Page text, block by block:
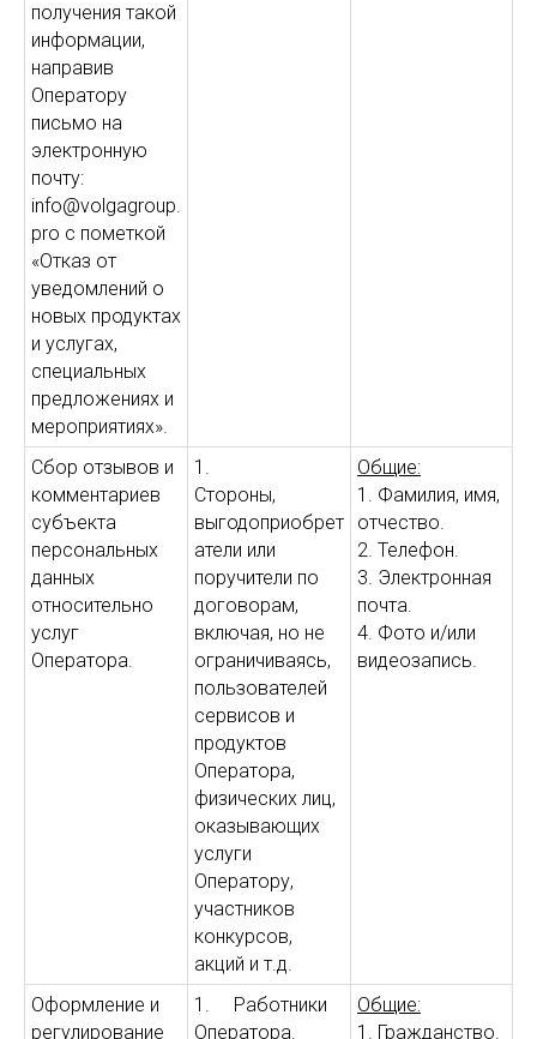
получения такой
информации,
направив
Оператору
письмо на
электронную
почту:
info@volgagroup.
pro с пометкой
«Отказ от
уведомлений о
новых продуктах
и услугах,
специальных
предложениях и
мероприятиях».
Сбор отзывов и
комментариев
субъекта
персональных
данных
относительно
услуг
Оператора.
1.
Стороны,
выгодоприобрет
атели или
поручители по
договорам,
включая, но не
ограничиваясь,
пользователей
сервисов и
продуктов
Оператора,
физических лиц,
оказывающих
услуги
Оператору,
участников
конкурсов,
акций и т.д.
Общие:
1. Фамилия, имя,
отчество.
2. Телефон.
3. Электронная
почта.
4. Фото и/или
видеозапись.
Оформление и
регулирование
1. Работники
Оператора.
Общие:
1. Гражданство.